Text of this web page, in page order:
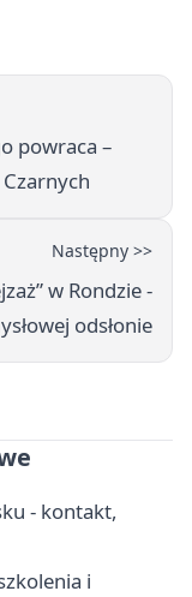
powraca –
Następny >>
w Rondzie -
odsłonie
- kontakt,
i